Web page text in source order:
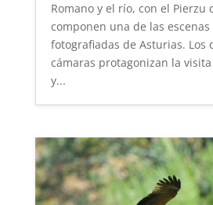
Romano y el río, con el Pierzu
componen una de las escenas
fotografiadas de Asturias. Los
cámaras protagonizan la
y...